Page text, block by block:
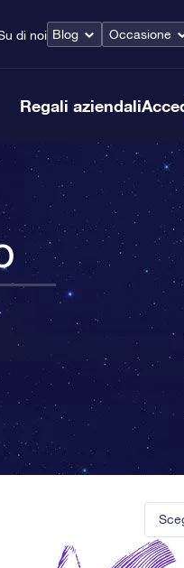
di noi Blog Occasione
Regali aziendali